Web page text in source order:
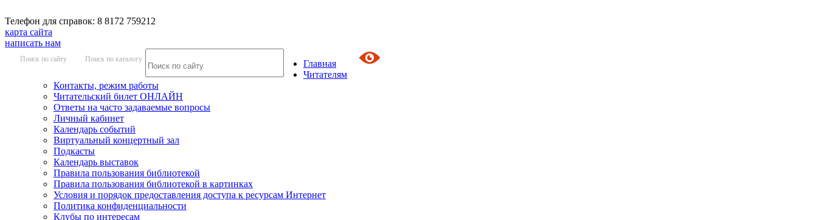
Телефон для справок: 8 8172 759212
карта сайта
написать нам
Поиск по сайту Поиск по каталогу
Главная
Читателям
Контакты, режим работы
Читательский билет ОНЛАЙН
Ответы на часто задаваемые вопросы
Личный кабинет
Календарь событий
Виртуальный концертный зал
Подкасты
Календарь выставок
Правила пользования библиотекой
Правила пользования библиотекой в картинках
Условия и порядок предоставления доступа к ресурсам Интернет
Политика конфиденциальности
Клубы по интересам